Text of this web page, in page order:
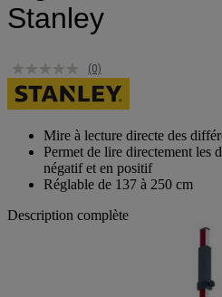
Stanley
(0)
Mire à lecture directe des
Permet de lire directement les
négatif et en positif
Réglable de 137 à 250 cm
Description complète